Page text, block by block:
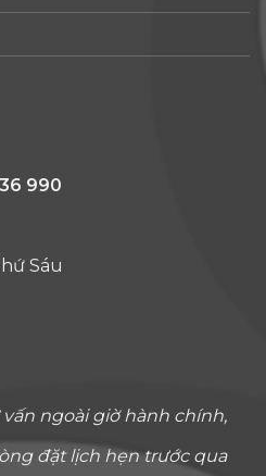
990
Sáu
ngoài giờ hành chính,
đặt lịch hẹn trước qua